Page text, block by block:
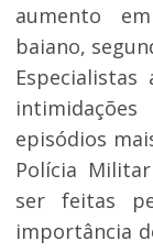
aumento
baiano,
episódios
Polícia
ser feitas
importância